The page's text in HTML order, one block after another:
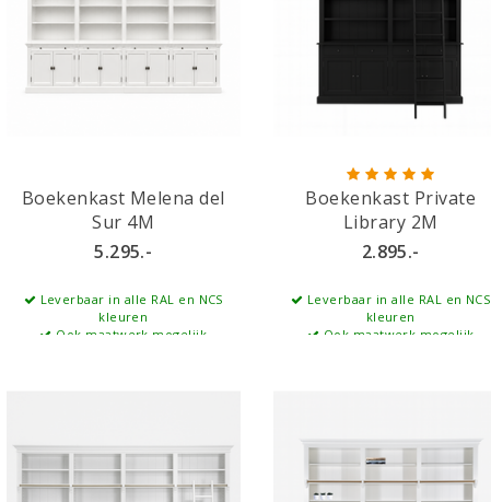
Boekenkast Melena del
Sur 4M
5.295.-
Leverbaar in alle RAL en NCS
kleuren
Ook maatwerk mogelijk
Boekenkast Private
Library 2M
2.895.-
Leverbaar in alle RAL en NCS
kleuren
Ook maatwerk mogelijk